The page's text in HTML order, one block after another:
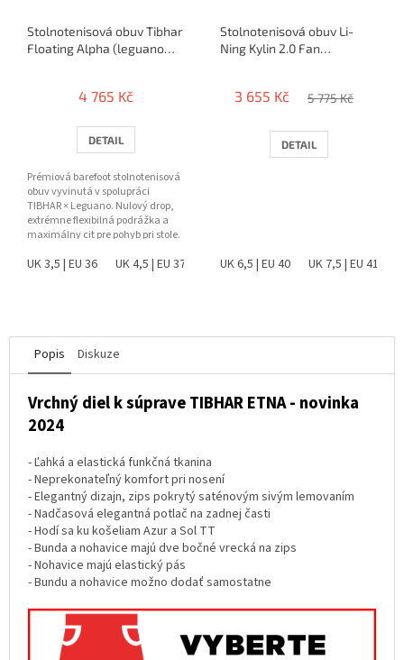
Stolnotenisová obuv Tibhar
Floating Alpha (leguano
4 765 Kč
DETAIL
Prémiová barefoot stolnotenisová
obuv vyvinutá v spolupráci
TIBHAR × Leguano. Nulový drop,
extrémne flexibilná podrážka a
maximálny cit pre pohyb pri stole.
UK 3,5 | EU 36 UK 4,5 | EU 37 UK 5 | EU 38 UK 6 | EU 39 UK 6,5 |
Stolnotenisová obuv Li-
Ning Kylin 2.0 Fan
3 655 Kč 5 775 Kč
DETAIL
UK 6,5 | EU 40 UK 7,5 | EU 41
Popis Diskuze
Vrchný diel k súprave TIBHAR ETNA - novinka
2024
- Ľahká a elastická funkčná tkanina
- Neprekonateľný komfort pri nosení
- Elegantný dizajn, zips pokrytý saténovým sivým lemovaním
- Nadčasová elegantná potlač na zadnej časti
- Hodí sa ku košeliam Azur a Sol TT
- Bunda a nohavice majú dve bočné vrecká na zips
- Nohavice majú elastický pás
- Bundu a nohavice možno dodať samostatne